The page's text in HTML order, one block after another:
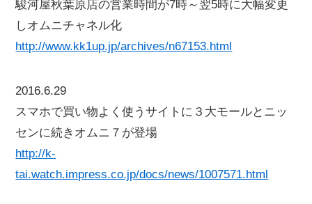
駿河屋秋葉原店の営業時間が7時～翌5時に大幅変更
しオムニチャネル化
http://www.kk1up.jp/archives/n67153.html
2016.6.29
スマホで買い物よく使うサイトに３大モールとニッ
センに続きオムニ７が登場
http://k-
tai.watch.impress.co.jp/docs/news/1007571.html